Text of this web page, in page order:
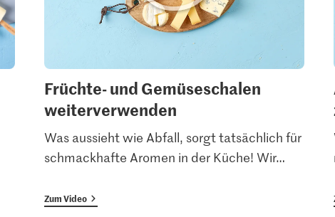
Früchte- und Gemüseschalen
weiterverwenden
Was aussieht wie Abfall, sorgt tatsächlich für
schmackhafte Aromen in der Küche! Wir…
Zum Video